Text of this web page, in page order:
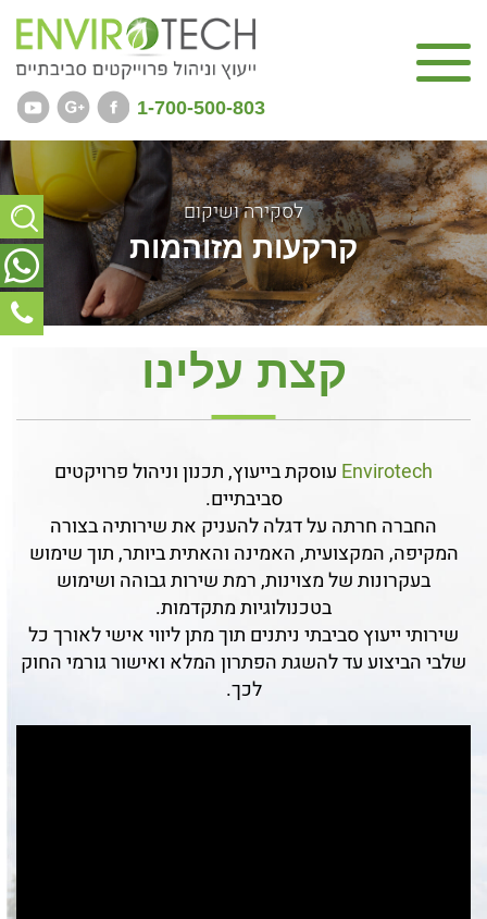
1-700-500-803
לסקירה ושיקום
קרקעות מזוהמות
ייעוץ מוניציפלי ותעשייתי
לניהול ומחזור פסולת
קצת עלינו
Envirotech עוסקת בייעוץ, תכנון וניהול פרויקטים
סביבתיים.
החברה חרתה על דגלה להעניק את שירותיה בצורה
המקיפה, המקצועית, האמינה והאתית ביותר, תוך שימוש
בעקרונות של מצוינות, רמת שירות גבוהה ושימוש
בטכנולוגיות מתקדמות.
שירותי ייעוץ סביבתי ניתנים תוך מתן ליווי אישי לאורך כל
שלבי הביצוע עד להשגת הפתרון המלא ואישור גורמי החוק
לכך.
דף בית
תחומי פעילות
פרויקטים